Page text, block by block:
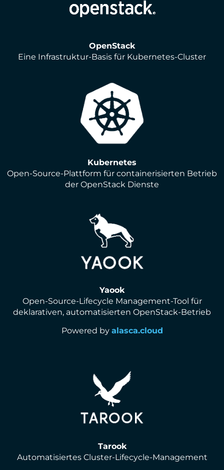
OpenStack
Eine Infrastruktur-Basis für Kubernetes-Cluster
Kubernetes
Open-Source-Plattform für containerisierten Betrieb
der OpenStack Dienste
Yaook
Open-Source-Lifecycle Management-Tool für
deklarativen, automatisierten OpenStack-Betrieb
Powered by alasca.cloud
Tarook
Automatisiertes Cluster-Lifecycle-Management